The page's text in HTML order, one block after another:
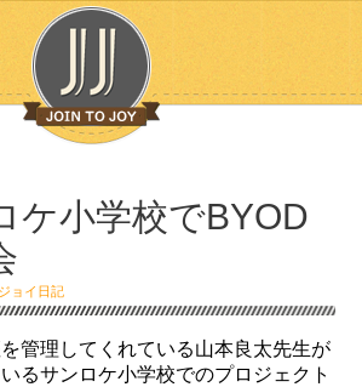
ケ小学校でBYOD
ョイ日記
管理してくれている山本良太先生が
るサンロケ小学校でのプロジェクト